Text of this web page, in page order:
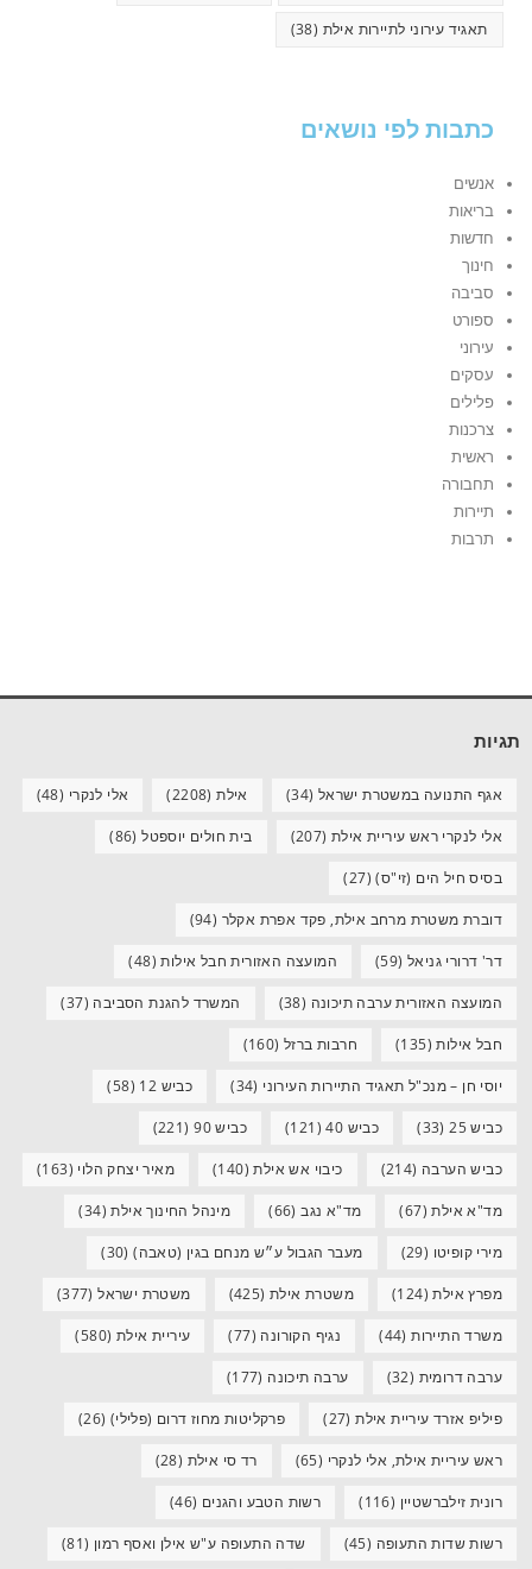
תאגיד עירוני לתיירות אילת (38)
כתבות לפי נושאים
אנשים
בריאות
חדשות
חינוך
סביבה
ספורט
עירוני
עסקים
פלילים
צרכנות
ראשית
תחבורה
תיירות
תרבות
תגיות
אגף התנועה במשטרת ישראל (34) אילת(2208) אלי לנקרי (48)
אלי לנקרי ראש עיריית אילת (207) בית חולים יוספטל(86)
בסיס חיל הים (זי"ס)(27)
דוברת משטרת מרחב אילת, פקד אפרת אקלר (94)
דר' דרורי גניאל (59) המועצה האזורית חבל אילות(48)
המועצה האזורית ערבה תיכונה (38) המשרד להגנת הסביבה (37)
חבל אילות(135) חרבות ברזל (160)
יוסי חן – מנכ"ל תאגיד התיירות העירוני (34) כביש 12 (58)
כביש 25 (33) כביש 40 (121) כביש 90 (221)
כביש הערבה (214) כיבוי אש אילת(140) מאיר יצחק הלוי (163)
מד"א אילת(67) מד"א נגב(66) מינהל החינוך אילת(34)
מירי קופיטו (29) מעבר הגבול ע״ש מנחם בגין (טאבה)(30)
מפרץ אילת(124) משטרת אילת (425) משטרת ישראל(377)
משרד התיירות(44) נגיף הקורונה (77) עיריית אילת (580)
ערבה דרומית (32) ערבה תיכונה (177)
פיליפ אזרד עיריית אילת(27) פרקליטות מחוז דרום (פלילי) (26)
ראש עיריית אילת, אלי לנקרי (65) רד סי אילת (28)
רונית זילברשטיין (116) רשות הטבע והגנים (46)
רשות שדות התעופה (45) שדה התעופה ע"ש אילן ואסף רמון (81)